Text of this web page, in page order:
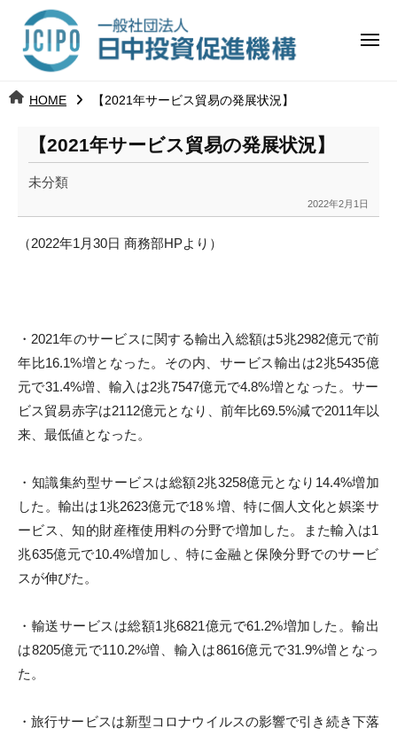
ツ 日
中
投
資
促
構
j
メ
HOME 【2021年サービス貿易の発展状況】
【2021年サービス貿易の発展状況】
未分類
2022年2月1日
k
u
m
（2022年1月30日 商務部HPより）
・ 2021年のサービスに関する輸出入総額は5兆2982億元で前
年比16.1%増となった。その内、 サービス輸出は2兆5435億
元で31.4%増、 輸入は2兆7547億元で4.8%増となった。 サー
ビス貿易赤字は2112億元となり、前年比69.5%減で2011年以
来、最低値となった。
・ 知識集約型サービスは総額2兆3258億元となり14.4%増加
した。輸出は1兆2623億元で18％増、特に個人文化と娯楽サ
ービス、知的財産権使用料の分野で増加した。
また輸入は1
兆635億元で10.4%増加し、特に金融と保険分野でのサービ
スが伸びた。
・輸送サービスは総額1兆6821億元で61.2%増加した。輸出
は8205億元で110.2%増、 輸入は8616億元で31.9%増となっ
た。
・旅行サービスは新型コロナウイルスの影響で引き続き下落
日
中
資
進
構